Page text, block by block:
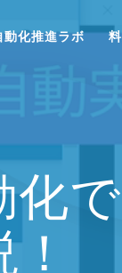
動化推進ラボ